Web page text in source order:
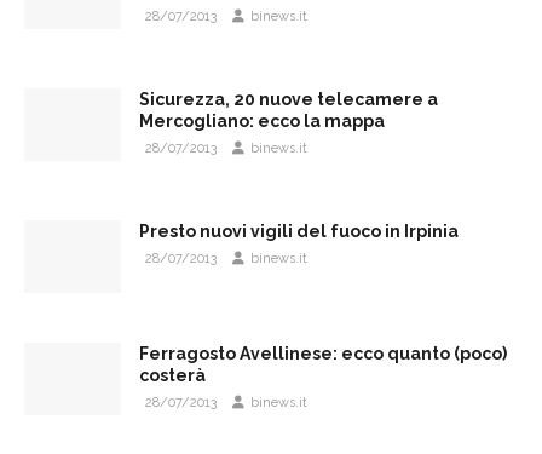
28/07/2013 binews.it
Sicurezza, 20 nuove telecamere a
Mercogliano: ecco la mappa
28/07/2013 binews.it
Presto nuovi vigili del fuoco in Irpinia
28/07/2013 binews.it
Ferragosto Avellinese: ecco quanto (poco)
costerà
28/07/2013 binews.it